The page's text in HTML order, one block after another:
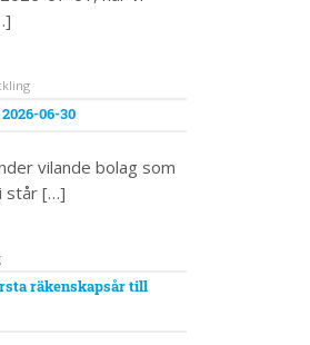
06-30
vilande bolag som
står […]
räkenskapsår till